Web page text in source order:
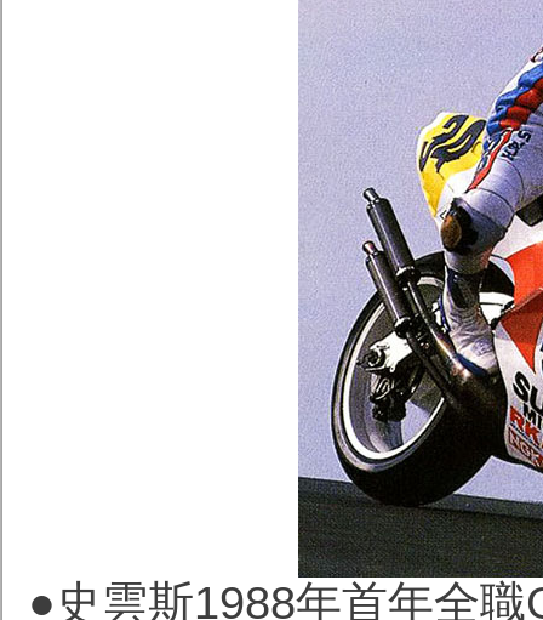
●史雲斯1988年首年全